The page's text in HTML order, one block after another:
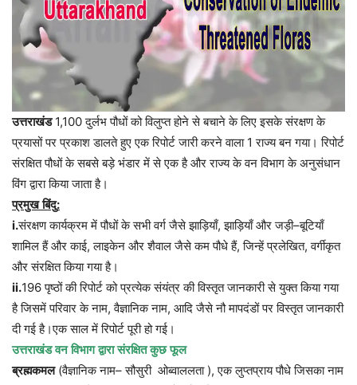
उत्तराखंड1,100 दुर्लभ पौधों को विलुप्त होने से बचाने के लिए इसके संरक्षण के
प्रयासों पर प्रकाश डालते हुए एक रिपोर्ट जारी करने वाला 1 राज्य बन गया। रिपोर्ट
संरक्षित पौधों के सबसे बड़े भंडार में से एक है और राज्य के वन विभाग के अनुसंधान
विंग द्वारा किया जाता है।
प्रमुख बिंदु:
i.संरक्षण कार्यक्रम में पौधों के सभी वर्ग जैसे झाड़ियाँ,झाड़ियाँ और जड़ी–बूटियाँ
शामिल हैं और काई,लाइकेन और शैवाल जैसे कम पौधे हैं,जिन्हें प्रलेखित,वर्गीकृत
और संरक्षित किया गया है।
ii.196पृष्ठों की रिपोर्ट को प्रत्येक संयंत्र की विस्तृत जानकारी से युक्त किया गया
है जिसमें परिवार के नाम,वैज्ञानिक नाम, आदि जैसे नौ मापदंडों पर विस्तृत जानकारी
दी गई है।एक साल में रिपोर्ट पूरी हो गई।
उत्तराखंड वन विभाग द्वारा संरक्षित कुछ फूल
ब्रह्मकमल(वैज्ञानिक नाम–सौसुरी ओब्वाललता),एक लुप्तप्राय पौधे जिसका नाम